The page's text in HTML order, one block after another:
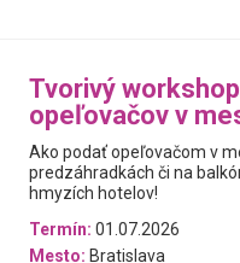
Tvorivý
opeľovačov v
Ako podať opeľovačom v
predzáhradkách či na
hmyzích hotelov!
Termín: 01.07.2026
Mesto: Bratislava